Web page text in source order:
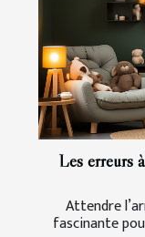
Les erreurs
Attendre
fascinante